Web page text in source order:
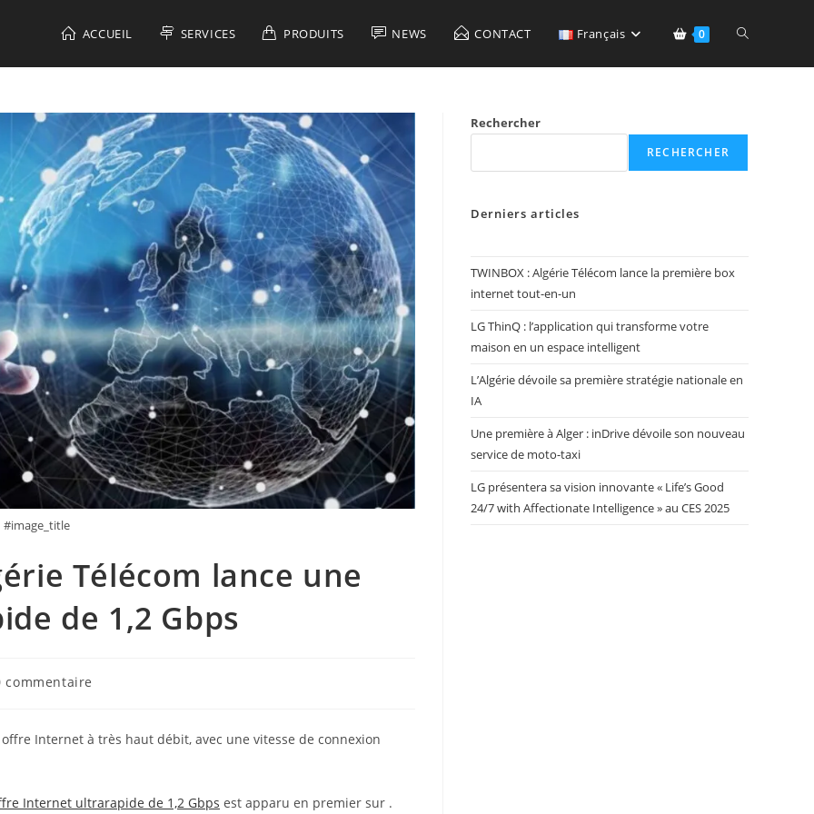
ACCUEIL SERVICES PRODUITS NEWS CONTACT Français 0 Toggle
search
#image_title
Télécom lance une
de 1,2 Gbps
:
commentaire
Internet à très haut débit, avec une vitesse de connexion
Internet ultrarapide de 1,2 Gbps est apparu en premier sur .
Rechercher
RECHERCHER
Derniers articles
TWINBOX : Algérie Télécom lance la première box
internet tout-en-un
LG ThinQ : l’application qui transforme votre
maison en un espace intelligent
L’Algérie dévoile sa première stratégie nationale en
IA
Une première à Alger : inDrive dévoile son nouveau
service de moto-taxi
LG présentera sa vision innovante « Life’s Good
24/7 with Affectionate Intelligence » au CES 2025